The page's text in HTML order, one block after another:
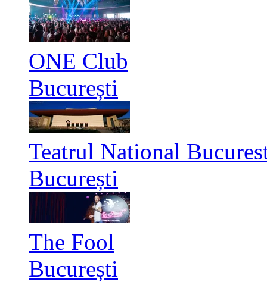
ONE Club
București
Teatrul National
București
The Fool
București